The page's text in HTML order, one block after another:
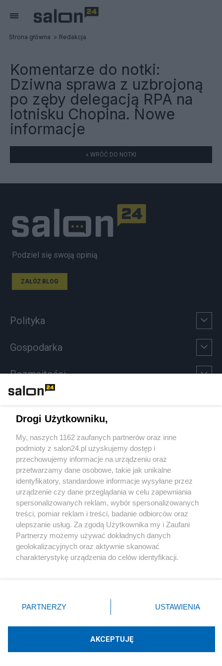
Strona główna Redakcja
Komentarze do notki:
Dziwna sprawa z uzbrojoną
po zęby delegacją RPA na
lotnisku Chopina. Nowe
informacje
« WRÓĆ DO NOTKI
Podziel się swoją opinią
ZAŁÓŻ BLOG
Polityka
Gospodarka
Rozmaitości
Sport
Społeczeństwo
Kultura
X Facebook Instagram Youtube
Technologię dostarcza:W3media.pl
Drogi Użytkowniku,
My, naszych 1162 zaufanych partnerów oraz inne
podmioty z salon24.pl uzyskujemy dostęp i
przechowujemy informacje na urządzeniu oraz
przetwarzamy dane osobowe, takie jak unikalne
identyfikatory, standardowe informacje wysyłane przez
urządzenie czy dane przeglądania w celu zapewniania
spersonalizowanych reklam, wybór spersonalizowanych
treści, pomiar reklam i treści, badanie odbiorców oraz
ulepszanie usług. Za zgodą Użytkownika my i Zaufani
Partnerzy możemy używać dokładnych danych
geolokalizacyjnych oraz aktywnie skanować
charakterystykę urządzenia do celów identyfikacji.
zmienić/wycofać klikając przycisk ustawień prywatności
znajdujący się w lewym dolnym rogu strony
rodzaje przetwarzania danych nie wymagają zgody
użytkownika, ale masz prawo sprzeciwić się takiemu
PARTNERZY USTAWIENIA
AKCEPTUJĘ